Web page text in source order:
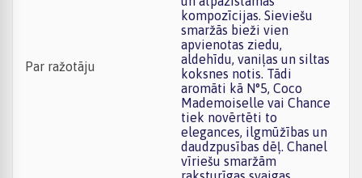
Par ražotāju
kompozīcijas. Sieviešu
smaržās bieži vien
apvienotas ziedu,
aldehīdu, vaniļas un siltas
koksnes notis. Tādi
aromāti kā N°5, Coco
Mademoiselle vai Chance
tiek novērtēti to
elegances, ilgmūžības un
daudzpusības dēļ. Chanel
vīriešu smaržām